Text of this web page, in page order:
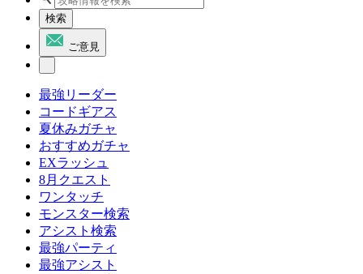
検索
ご意見
最強リーダー
コードギアス
夏休みガチャ
おすすめガチャ
EXラッシュ
8月クエスト
ワンタッチ
モンスター検索
アシスト検索
最強パーティ
最強アシスト